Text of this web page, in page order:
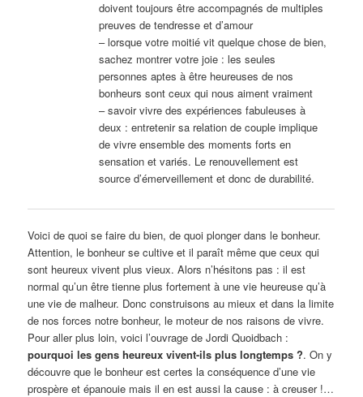
doivent toujours être accompagnés de multiples
preuves de tendresse et d’amour
– lorsque votre moitié vit quelque chose de bien,
sachez montrer votre joie : les seules
personnes aptes à être heureuses de nos
bonheurs sont ceux qui nous aiment vraiment
– savoir vivre des expériences fabuleuses à
deux : entretenir sa relation de couple implique
de vivre ensemble des moments forts en
sensation et variés. Le renouvellement est
source d’émerveillement et donc de durabilité.
Voici de quoi se faire du bien, de quoi plonger dans le bonheur.
Attention, le bonheur se cultive et il paraît même que ceux qui
sont heureux vivent plus vieux. Alors n’hésitons pas : il est
normal qu’un être tienne plus fortement à une vie heureuse qu’à
une vie de malheur. Donc construisons au mieux et dans la limite
de nos forces notre bonheur, le moteur de nos raisons de vivre.
Pour aller plus loin, voici l’ouvrage de Jordi Quoidbach :
pourquoi les gens heureux vivent-ils plus longtemps ?. On y
découvre que le bonheur est certes la conséquence d’une vie
prospère et épanouie mais il en est aussi la cause : à creuser !…